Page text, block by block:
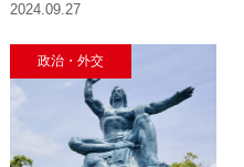
2024.09.27
政治・外交